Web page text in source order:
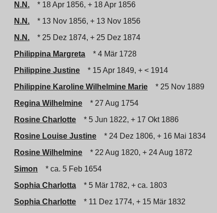
N.N.
* 18 Apr 1856, + 18 Apr 1856
N.N.
* 13 Nov 1856, + 13 Nov 1856
N.N.
* 25 Dez 1874, + 25 Dez 1874
Philippina Margreta
* 4 Mär 1728
Philippine Justine
* 15 Apr 1849, + < 1914
Philippine Karoline Wilhelmine Marie
* 25 Nov 1889
Regina Wilhelmine
* 27 Aug 1754
Rosine Charlotte
* 5 Jun 1822, + 17 Okt 1886
Rosine Louise Justine
* 24 Dez 1806, + 16 Mai 1834
Rosine Wilhelmine
* 22 Aug 1820, + 24 Aug 1872
Simon
* ca. 5 Feb 1654
Sophia Charlotta
* 5 Mär 1782, + ca. 1803
Sophia Charlotte
* 11 Dez 1774, + 15 Mär 1832